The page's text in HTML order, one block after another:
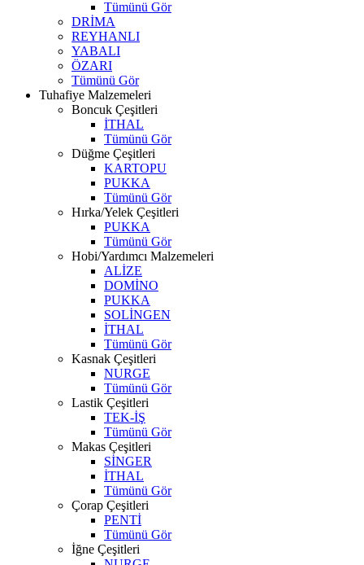
Tümünü Gör
DRİMA
REYHANLI
YABALI
ÖZARI
Tümünü Gör
Tuhafiye Malzemeleri
Boncuk Çeşitleri
İTHAL
Tümünü Gör
Düğme Çeşitleri
KARTOPU
PUKKA
Tümünü Gör
Hırka/Yelek Çeşitleri
PUKKA
Tümünü Gör
Hobi/Yardımcı Malzemeleri
ALİZE
DOMİNO
PUKKA
SOLİNGEN
İTHAL
Tümünü Gör
Kasnak Çeşitleri
NURGE
Tümünü Gör
Lastik Çeşitleri
TEK-İŞ
Tümünü Gör
Makas Çeşitleri
SİNGER
İTHAL
Tümünü Gör
Çorap Çeşitleri
PENTİ
Tümünü Gör
İğne Çeşitleri